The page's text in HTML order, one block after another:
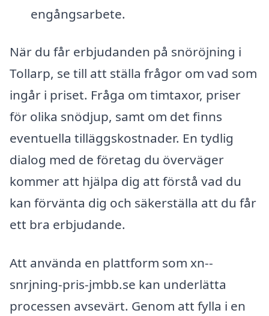
engångsarbete.
När du får erbjudanden på snöröjning i
Tollarp, se till att ställa frågor om vad som
ingår i priset. Fråga om timtaxor, priser
för olika snödjup, samt om det finns
eventuella tilläggskostnader. En tydlig
dialog med de företag du överväger
kommer att hjälpa dig att förstå vad du
kan förvänta dig och säkerställa att du får
ett bra erbjudande.
Att använda en plattform som xn--
snrjning-pris-jmbb.se kan underlätta
processen avsevärt. Genom att fylla i en